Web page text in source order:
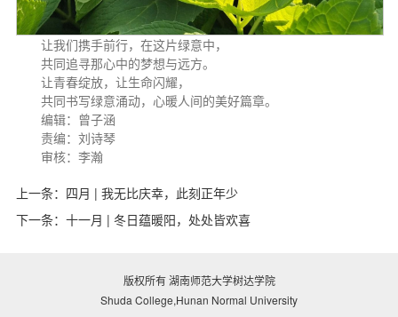
让我们携手前行，在这片绿意中，
共同追寻那心中的梦想与远方。
让青春绽放，让生命闪耀，
共同书写绿意涌动，心暖人间的美好篇章。
编辑：曾子涵
责编：刘诗琴
审核：李瀚
上一条： 四月 | 我无比庆幸，此刻正年少
下一条： 十一月 | 冬日蕴暖阳，处处皆欢喜
版权所有 湖南师范大学树达学院
Shuda College,Hunan Normal University